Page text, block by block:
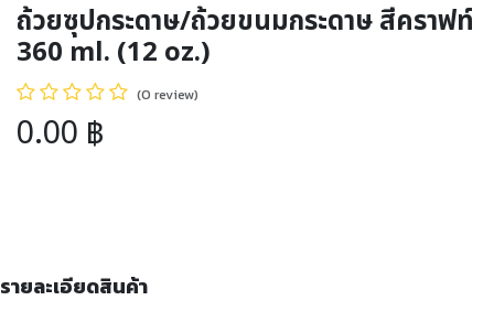
ถ้วยซุปกระดาษ/ถ้วยขนมกระดาษ สีคราฟท์
360 ml. (12 oz.)
(0 review)
0.00 ฿
รายละเอียดสินค้า